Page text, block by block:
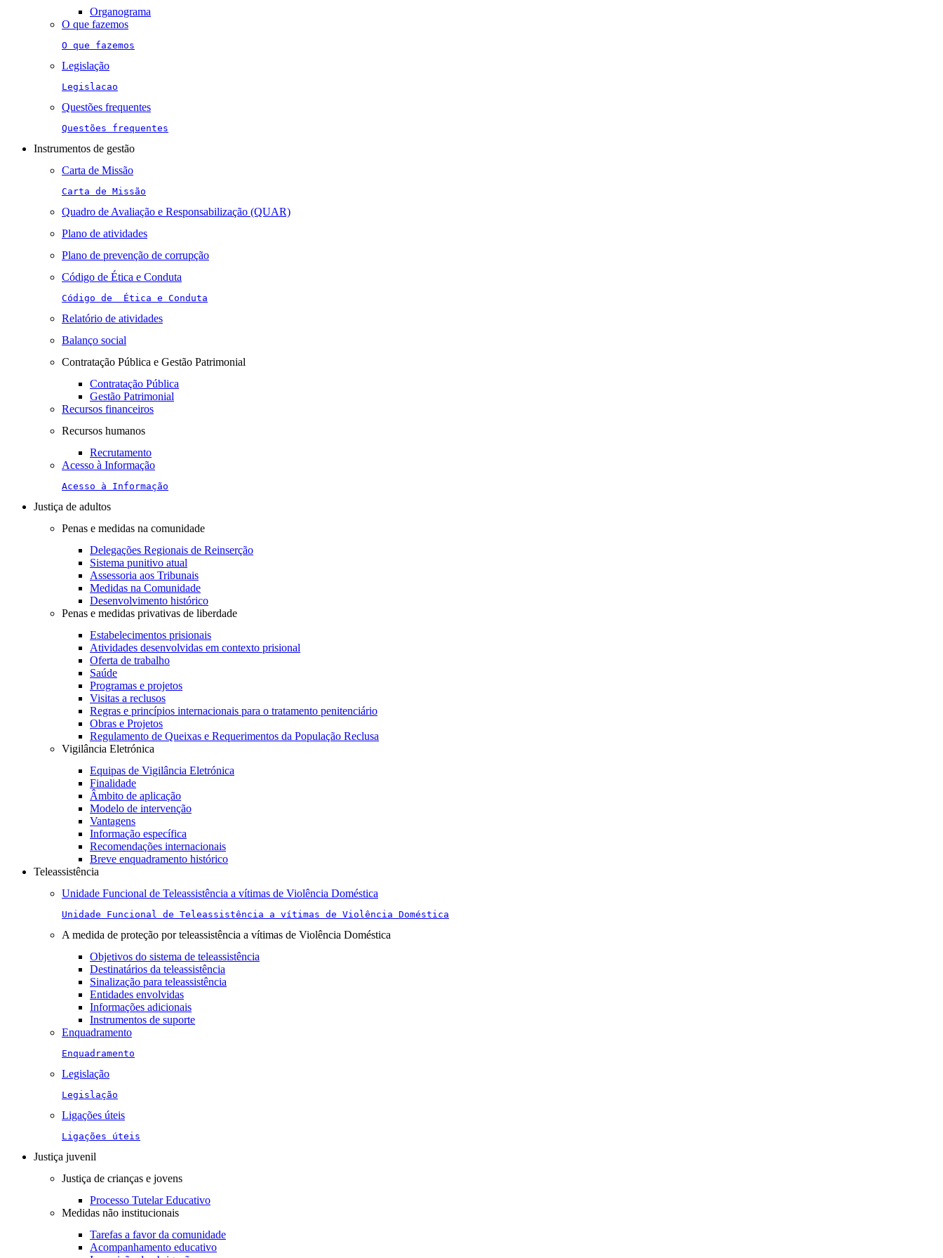
Organograma
O que fazemos
O que fazemos
Legislação
Legislacao
Questões frequentes
Questões frequentes
Instrumentos de gestão
Carta de Missão
Carta de Missão
Quadro de Avaliação e Responsabilização (QUAR)
Plano de atividades
Plano de prevenção de corrupção
Código de Ética e Conduta
Código de  Ética e Conduta
Relatório de atividades
Balanço social
Contratação Pública e Gestão Patrimonial
Contratação Pública
Gestão Patrimonial
Recursos financeiros
Recursos humanos
Recrutamento
Acesso à Informação
Acesso à Informação
Justiça de adultos
Penas e medidas na comunidade
Delegações Regionais de Reinserção
Sistema punitivo atual
Assessoria aos Tribunais
Medidas na Comunidade
Desenvolvimento histórico
Penas e medidas privativas de liberdade
Estabelecimentos prisionais
Atividades desenvolvidas em contexto prisional
Oferta de trabalho
Saúde
Programas e projetos
Visitas a reclusos
Regras e princípios internacionais para o tratamento penitenciário
Obras e Projetos
Regulamento de Queixas e Requerimentos da População Reclusa
Vigilância Eletrónica
Equipas de Vigilância Eletrónica
Finalidade
Âmbito de aplicação
Modelo de intervenção
Vantagens
Informação específica
Recomendações internacionais
Breve enquadramento histórico
Teleassistência
Unidade Funcional de Teleassistência a vítimas de Violência Doméstica
Unidade Funcional de Teleassistência a vítimas de Violência Doméstica
A medida de proteção por teleassistência a vítimas de Violência Doméstica
Objetivos do sistema de teleassistência
Destinatários da teleassistência
Sinalização para teleassistência
Entidades envolvidas
Informações adicionais
Instrumentos de suporte
Enquadramento
Enquadramento
Legislação
Legislação
Ligações úteis
Ligações úteis
Justiça juvenil
Justiça de crianças e jovens
Processo Tutelar Educativo
Medidas não institucionais
Tarefas a favor da comunidade
Acompanhamento educativo